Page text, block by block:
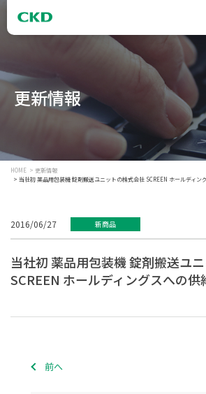
更新情報
HOME
更新情報
当社初 薬品用包装機 錠剤搬送ユニットの株式会社 SCREEN ホールディン
2016/06/27 新商品
当社初 薬品用包装機 錠剤搬送ユ
SCREEN ホールディングスへの供
前へ